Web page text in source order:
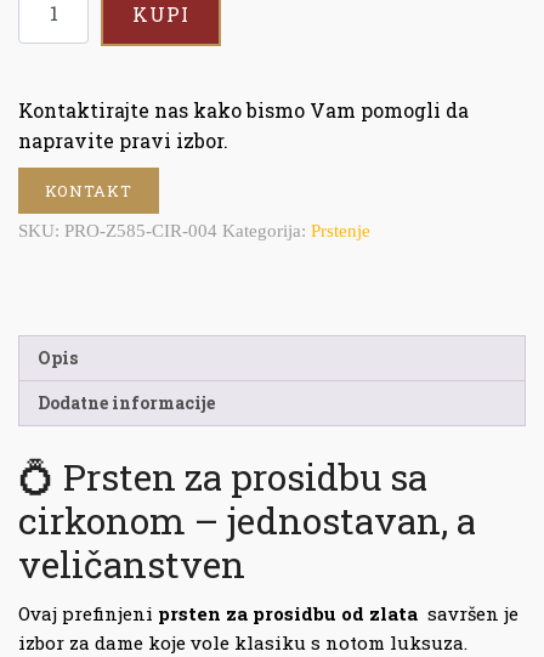
KUPI
Kontaktirajte nas kako bismo Vam pomogli da
napravite pravi izbor.
KONTAKT
SKU: PRO-Z585-CIR-004 Kategorija: Prstenje
Opis
Dodatne informacije
💍 Prsten za prosidbu sa
cirkonom – jednostavan, a
veličanstven
Ovaj prefinjeni prsten za prosidbu od zlata savršen je
izbor za dame koje vole klasiku s notom luksuza.